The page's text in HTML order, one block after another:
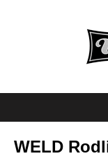
WELD